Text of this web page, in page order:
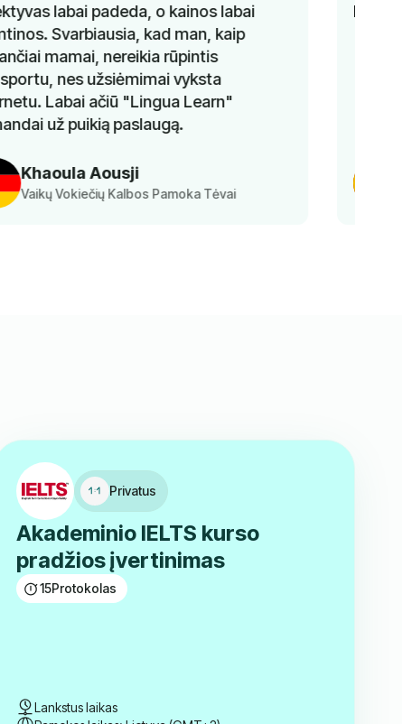
Ayesha
Ispanų Kalbos Klasės Mokinys
lygį!
Privatus
Akademinio IELTS kurso
pradžios įvertinimas
15Protokolas
Lankstus laikas